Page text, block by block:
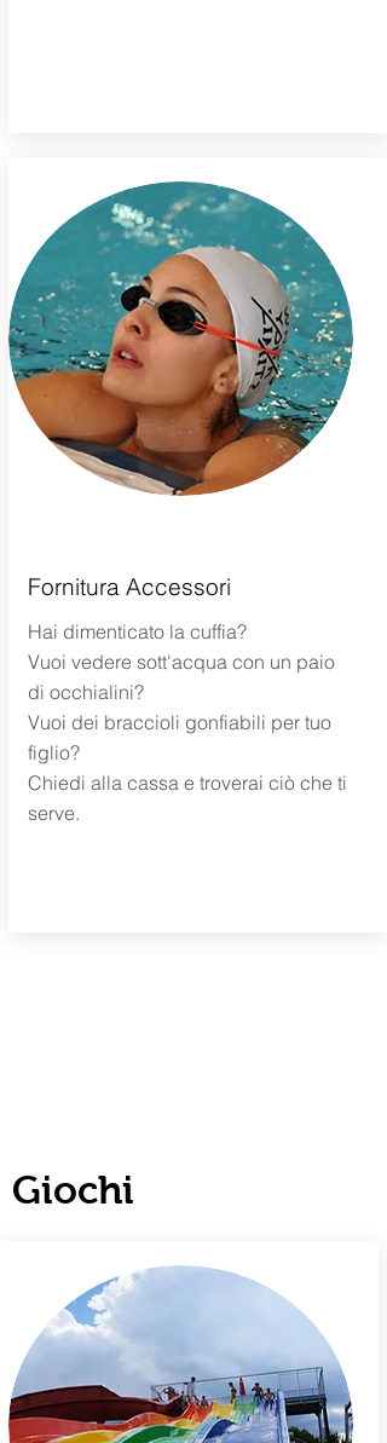
Fornitura Accessori
Hai dimenticato la cuffia?
Vuoi vedere sott'acqua con un paio
di occhialini?
Vuoi dei braccioli gonfiabili per tuo
figlio?
Chiedi alla cassa e troverai ciò che ti
serve.
Giochi